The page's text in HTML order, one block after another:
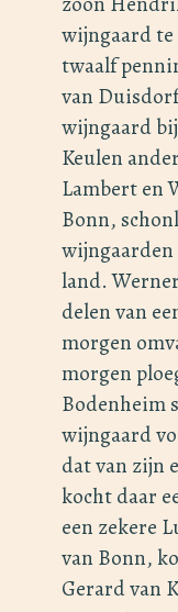
wijngaard
twaalf
van
wijngaard
Keulen
Lambert en
Bonn,
land.
delen van
morgen
morgen
Bodenheim
wijngaard
dat van zijn
kocht daar
een zekere
van Bonn,
Gerard van